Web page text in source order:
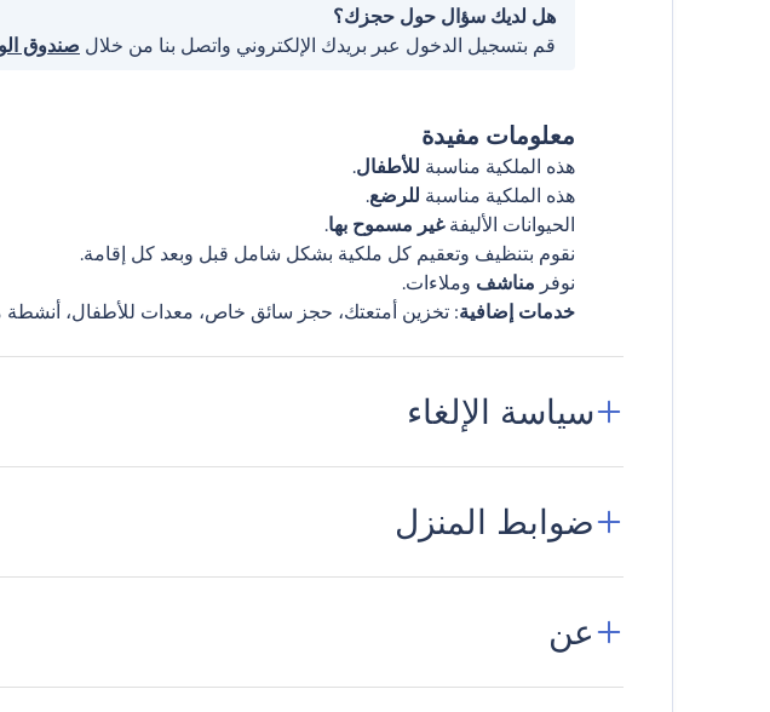
هل لديك سؤال حول حجزك؟
قم بتسجيل الدخول عبر بريدك الإلكتروني واتصل بنا من خلال صندوق
معلومات مفيدة
هذه الملكية مناسبة للأطفال.
هذه الملكية مناسبة للرضع.
الحيوانات الأليفةغير مسموح بها.
نقوم بتنظيف وتعقيم كل ملكية بشكل شامل قبل وبعد كل إقامة.
نوفر مناشف وملاءات.
خدمات إضافية: تخزين أمتعتك، حجز سائق خاص، معدات للأطفال، أنشطة
سياسة الإلغاء
ضوابط المنزل
عن